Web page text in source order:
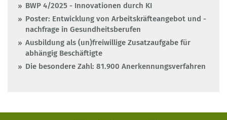
BWP 4/2025 - Innovationen durch KI
Poster: Entwicklung von Arbeitskräfteangebot und -
nachfrage in Gesundheitsberufen
Ausbildung als (un)freiwillige Zusatzaufgabe für
abhängig Beschäftigte
Die besondere Zahl: 81.900 Anerkennungsverfahren